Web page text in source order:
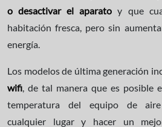
o desactivar el aparato y que
habitación fresca, pero sin
energía.
Los modelos de última generación
wifi , de tal manera que es posible
temperatura del equipo de aire
cualquier lugar y hacer un